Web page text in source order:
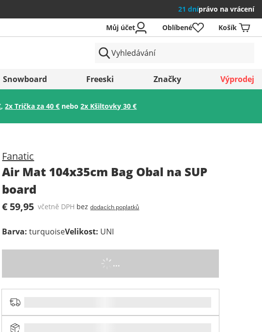
21 dníprávo na vrácení
Uložit
Můj účet Oblíbené Košík
Snowboard Freeski Značky Výprodej
,2x Trička za 40 € nebo2x Kšiltovky 30 €
Fanatic
Air Mat 104x35cm Bag Obal na SUP
board
€ 59,95 včetně DPH bezdodacích poplatků
Barva: turquoiseVelikost: UNI
...